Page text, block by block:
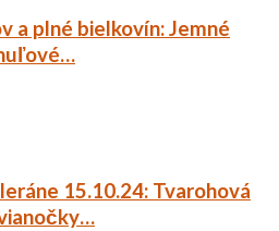
a plné bielkovín: Jemné
15.10.24: Tvarohová